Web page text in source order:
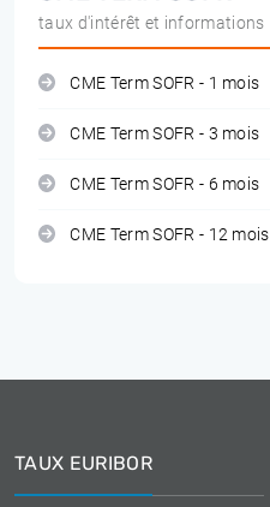
taux d'intérêt et informations
CME Term SOFR - 1 mois
CME Term SOFR - 3 mois
CME Term SOFR - 6 mois
CME Term SOFR - 12 mois
TAUX EURIBOR